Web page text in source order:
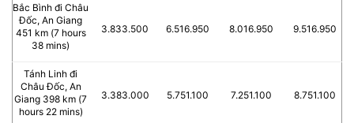
Bắc Bình đi Châu
Đốc, An Giang
451 km (7 hours
38 mins)
3.833.500 6.516.950 8.016.950 9.516.950
Tánh Linh đi
Châu Đốc, An
Giang 398 km (7
hours 22 mins)
3.383.000 5.751.100 7.251.100 8.751.100